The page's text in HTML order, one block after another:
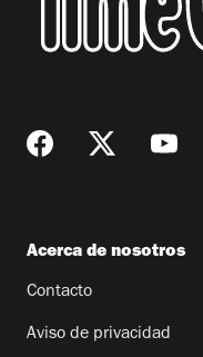
Acerca de nosotros
Contacto
Aviso de privacidad